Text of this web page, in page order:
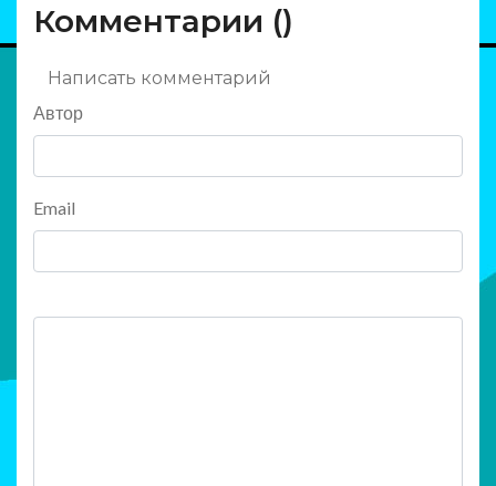
Комментарии ()
Написать комментарий
Автор
Email